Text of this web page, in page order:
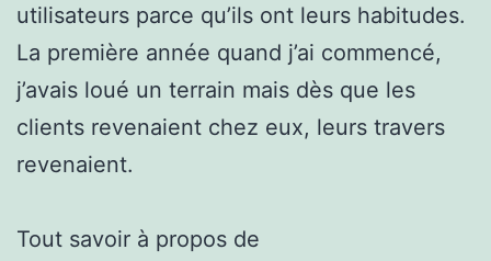
utilisateurs parce qu’ils ont leurs habitudes.
La première année quand j’ai commencé,
j’avais loué un terrain mais dès que les
clients revenaient chez eux, leurs travers
revenaient.
Tout savoir à propos de